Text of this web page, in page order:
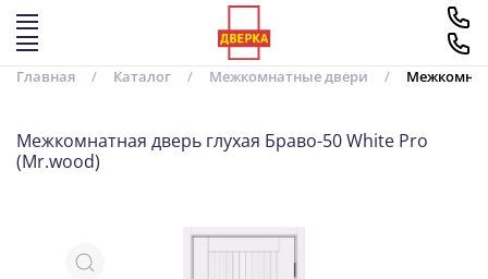
Перейти к содержимому
Главная Каталог Межкомнатные двери
Межкомнатная дверь глухая Браво-50 White Pro
(Mr.wood)